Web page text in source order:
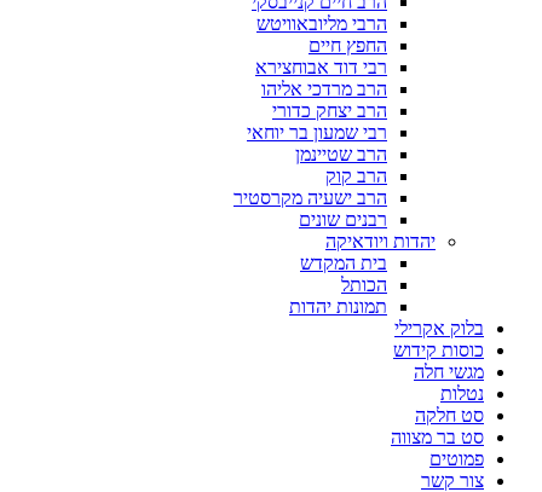
הרבי מליובאוויטש
החפץ חיים
רבי דוד אבוחצירא
הרב מרדכי אליהו
הרב יצחק כדורי
רבי שמעון בר יוחאי
הרב שטיינמן
הרב קוק
הרב ישעיה מקרסטיר
רבנים שונים
יהדות ויודאיקה
בית המקדש
הכותל
תמונות יהדות
בלוק אקרילי
כוסות קידוש
מגשי חלה
נטלות
סט חלקה
סט בר מצווה
פמוטים
צור קשר